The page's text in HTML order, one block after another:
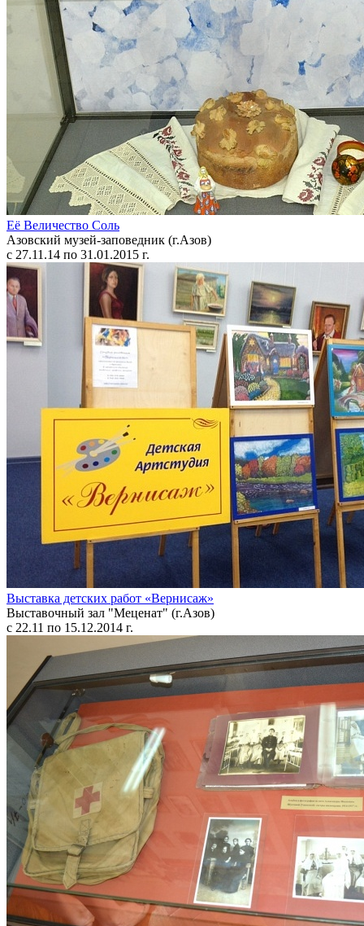
Её Величество Соль
Азовский музей-заповедник (г.Азов)
с 27.11.14 по 31.01.2015 г.
Выставка детских работ «Вернисаж»
Выставочный зал "Меценат" (г.Азов)
с 22.11 по 15.12.2014 г.